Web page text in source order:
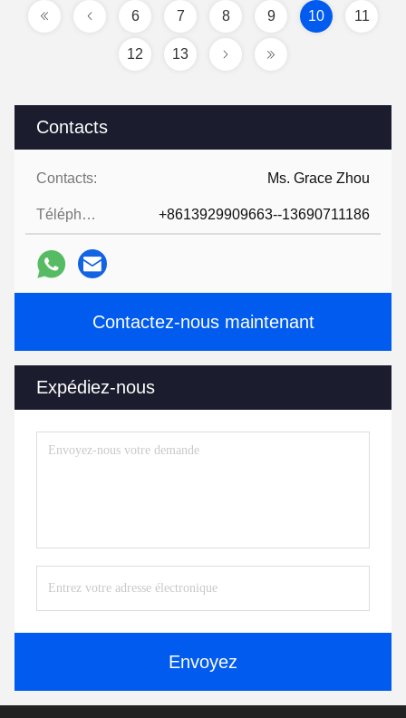
Contacts
Contacts: Ms. Grace Zhou
Téléphone: +8613929909663--13690711186
Contactez-nous maintenant
Expédiez-nous
Envoyez
6 7 8 9 10 11
12 13